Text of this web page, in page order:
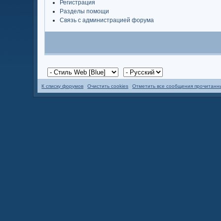
Регистрация
Разделы помощи
Связь с администрацией форума
К списку форумов Очистить cookies Отметить все сообщения